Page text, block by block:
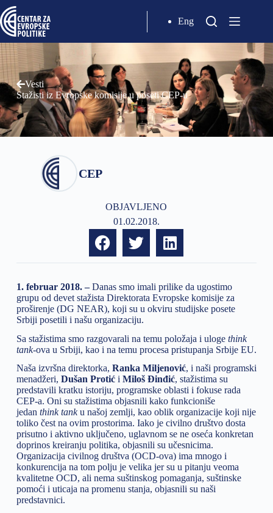
Eng
Vesti
Stažisti iz Evropske komisije u poseti CEP-u
CEP
OBJAVLJENO
01.02.2018.
1. februar 2018. –Danas smo imali prilike da ugostimo
grupu od devet stažista Direktorata Evropske komisije za
proširenje (DG NEAR), koji su u okviru studijske posete
Srbiji posetili i našu organizaciju.
Sa stažistima smo razgovarali na temu položaja i uloge think
tank-ova u Srbiji, kao i na temu procesa pristupanja Srbije EU.
Naša izvršna direktorka, Ranka Miljenović, i naši programski
menadžeri, Dušan Protići Miloš Đinđić, stažistima su
predstavili kratku istoriju, programske oblasti i fokuse rada
CEP-a. Oni su stažistima objasnili kako funkcioniše
jedan think tanku našoj zemlji, kao oblik organizacije koji nije
toliko čest na ovim prostorima. Iako je civilno društvo dosta
prisutno i aktivno uključeno, uglavnom se ne oseća konkretan
doprinos kreiranju politika, objasnili su učesnicima.
Organizacija civilnog društva (OCD-ova) ima mnogo i
konkurencija na tom polju je velika jer su u pitanju veoma
kvalitetne OCD, ali nema suštinskog pomaganja, suštinske
pomoći i uticaja na promenu stanja, objasnili su naši
predstavnici.